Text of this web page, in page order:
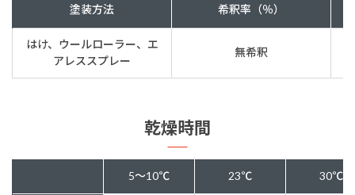
塗装方法 希釈率（％）
はけ、ウールローラー、エ
アレススプレー
無希釈
乾燥時間
5～10℃ 23℃ 30℃